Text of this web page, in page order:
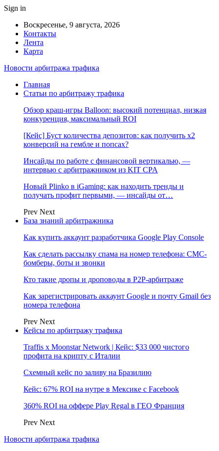
Sign in
Воскресенье, 9 августа, 2026
Контакты
Лента
Карта
Новости арбитража трафика
Главная
Статьи по арбитражу трафика
Обзор краш-игры Balloon: высокий потенциал, низкая
конкуренция, максимальный ROI
[Кейс] Буст количества депозитов: как получить х2
конверсий на гембле и попсах?
Инсайды по работе с финансовой вертикалью, —
интервью с арбитражником из KIT CPA
Новый Plinko в iGaming: как находить тренды и
получать профит первыми, — инсайды от…
Prev Next
База знаний арбитражника
Как купить аккаунт разработчика Google Play Console
Как сделать рассылку спама на номер телефона: СМС-
бомберы, боты и звонки
Кто такие дропы и дроповоды в P2P-арбитраже
Как зарегистрировать аккаунт Google и почту Gmail без
номера телефона
Prev Next
Кейсы по арбитражу трафика
Traffis x Moonstar Network | Кейс: $33 000 чистого
профита на крипту с Италии
Схемный кейс по заливу на Бразилию
Кейс: 67% ROI на нутре в Мексике с Facebook
360% ROI на оффере Play Regal в ГЕО Франция
Prev Next
Новости арбитража трафика